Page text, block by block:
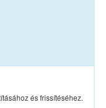
és frissítéséhez.